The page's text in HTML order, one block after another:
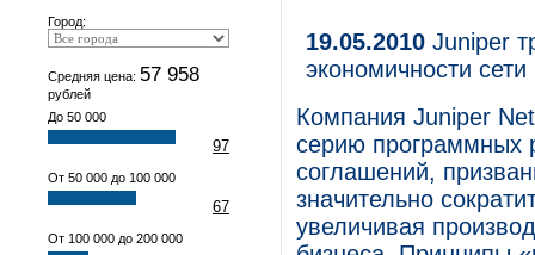
Город:
Средняя цена: 57 958
рублей
До 50 000
97
От 50 000 до 100 000
67
От 100 000 до 200 000
19.05.2010 Juniper
экономичности сети
Компания Juniper
серию программных
соглашений,
значительно
увеличивая